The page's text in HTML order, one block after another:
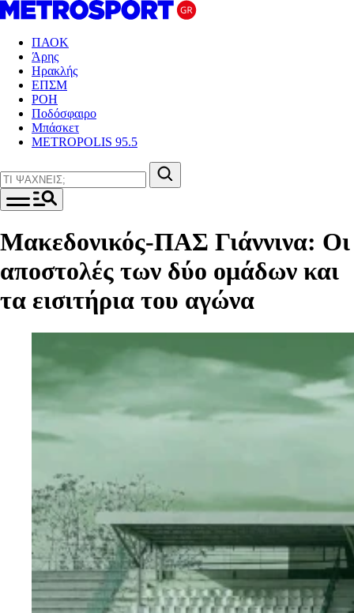
ΠΑΟΚ
Άρης
Ηρακλής
ΕΠΣΜ
ΡΟΗ
Ποδόσφαιρο
Μπάσκετ
METROPOLIS 95.5
Μακεδονικός-ΠΑΣ Γιάννινα: Οι
αποστολές των δύο ομάδων και
τα εισιτήρια του αγώνα